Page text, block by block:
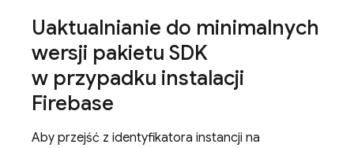
Uaktualnianie do minimalnych
wersji pakietu SDK
w przypadku instalacji
Firebase
Aby przejść z identyfikatora instancji na